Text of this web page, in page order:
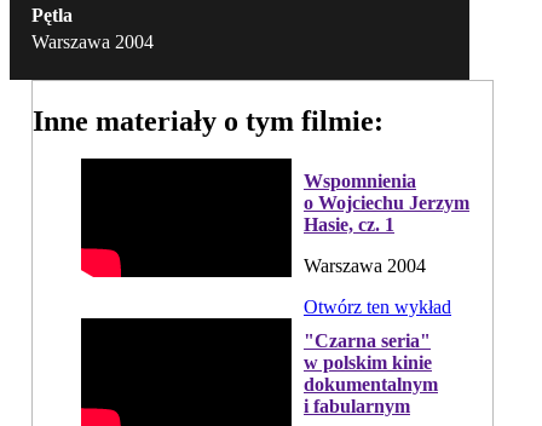
Pętla
Warszawa 2004
Inne materiały o tym filmie:
Wspomnienia
o Wojciechu Jerzym
Hasie, cz. 1
Warszawa 2004
Otwórz ten wykład
"Czarna seria"
w polskim kinie
dokumentalnym
i fabularnym